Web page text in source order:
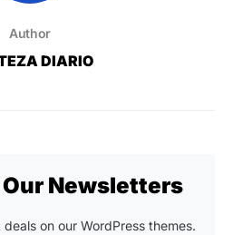
Author
DIARIO
Newsletters
on our WordPress themes.